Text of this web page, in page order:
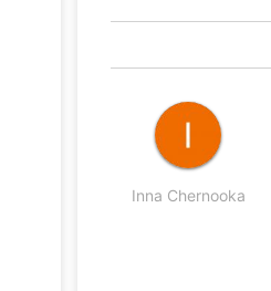
Inna Chernooka